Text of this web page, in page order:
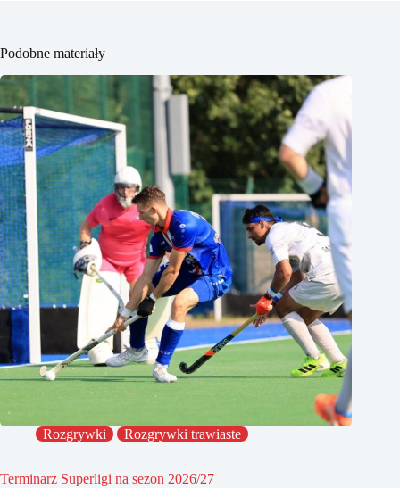
Podobne materiały
Rozgrywki Rozgrywki trawiaste
Terminarz Superligi na sezon 2026/27